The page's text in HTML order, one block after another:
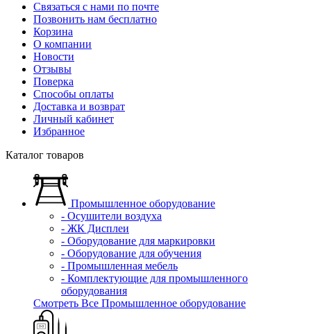
Связаться с нами по почте
Позвонить нам бесплатно
Корзина
О компании
Новости
Отзывы
Поверка
Способы оплаты
Доставка и возврат
Личный кабинет
Избранное
Каталог товаров
Промышленное оборудование
- Осушители воздуха
- ЖК Дисплеи
- Оборудование для маркировки
- Оборудование для обучения
- Промышленная мебель
- Комплектующие для промышленного
оборудования
Смотреть Все Промышленное оборудование